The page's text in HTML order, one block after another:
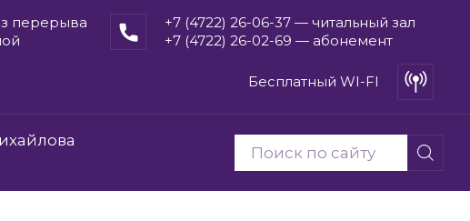
перерыва
+7 (4722) 26-06-37 — читальный зал
+7 (4722) 26-02-69 — абонемент
Бесплатный WI-FI